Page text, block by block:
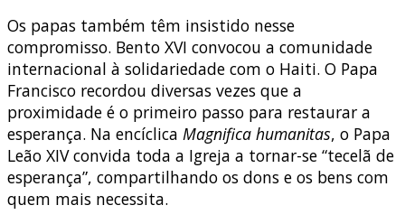
Os papas também têm insistido nesse
compromisso. Bento XVI convocou a comunidade
internacional à solidariedade com o Haiti. O Papa
Francisco recordou diversas vezes que a
proximidade é o primeiro passo para restaurar a
esperança. Na encíclica Magnifica humanitas, o Papa
Leão XIV convida toda a Igreja a tornar-se “tecelã de
esperança”, compartilhando os dons e os bens com
quem mais necessita.